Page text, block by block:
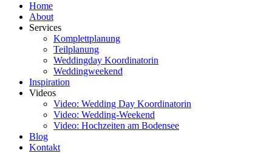
Home
About
Services
Komplettplanung
Teilplanung
Weddingday Koordinatorin
Weddingweekend
Inspiration
Videos
Video: Wedding Day Koordinatorin
Video: Wedding-Weekend
Video: Hochzeiten am Bodensee
Blog
Kontakt